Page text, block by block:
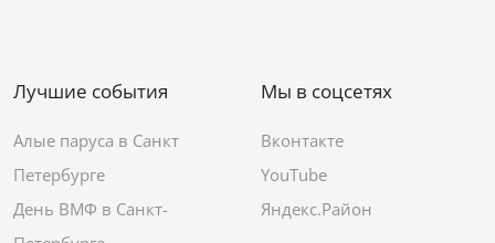
Лучшие события
Алые паруса в Санкт
Петербурге
День ВМФ в Санкт-
Мы в соцсетях
Вконтакте
YouTube
Яндекс.Район